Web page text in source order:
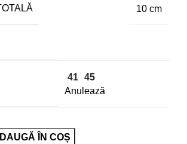
10 cm
41 45
Anulează
ÎN COȘ